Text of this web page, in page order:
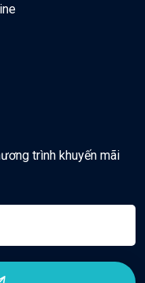
trình khuyến mãi